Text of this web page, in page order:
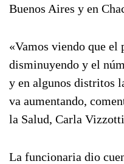
Buenos Aires y en
«Vamos viendo que el
disminuyendo y el
y en algunos distritos
va aumentando,
la Salud, Carla
La funcionaria dio